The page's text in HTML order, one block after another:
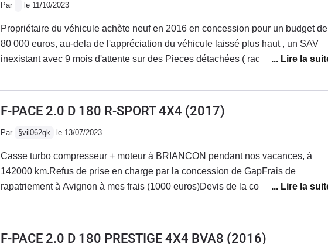
Par le 11/10/2023
Propriétaire du véhicule achète neuf en 2016 en concession pour un budget de
80 000 euros, au-dela de l'appréciation du véhicule laissé plus haut , un SAV
inexistant avec 9 mois d'attente sur des Pieces détachées ( radiateur) 1 an sur
du mot client.( octobre 2023) et qui ne rappelle même pas ( la concession
n'ayant aucun pouvoir)Ce n'est pas digne d'une marque comme Jaguar et d'un
budget de cet ordre. Pour les futurs propriétaires de véhicules neufs qui plus est
d'occasion : passer votre tour ou revendez vite.Dommage j'aime la ligne de
cette voiture, mais plus jamais !Thierry
F-PACE 2.0 D 180 R-SPORT 4X4 (2017)
Par §vil062qk le 13/07/2023
Casse turbo compresseur + moteur à BRIANCON pendant nos vacances, à
142000 km.Refus de prise en charge par la concession de GapFrais de
rapatriement à Avignon à mes frais (1000 euros)Devis de la concession
Refus de prise en charge du rapatriement, aucune offre sur un véhicule neuf,
proposition de reprise du véhicule en l’état a 1500 euros.À fuir…
F-PACE 2.0 D 180 PRESTIGE 4X4 BVA8 (2016)